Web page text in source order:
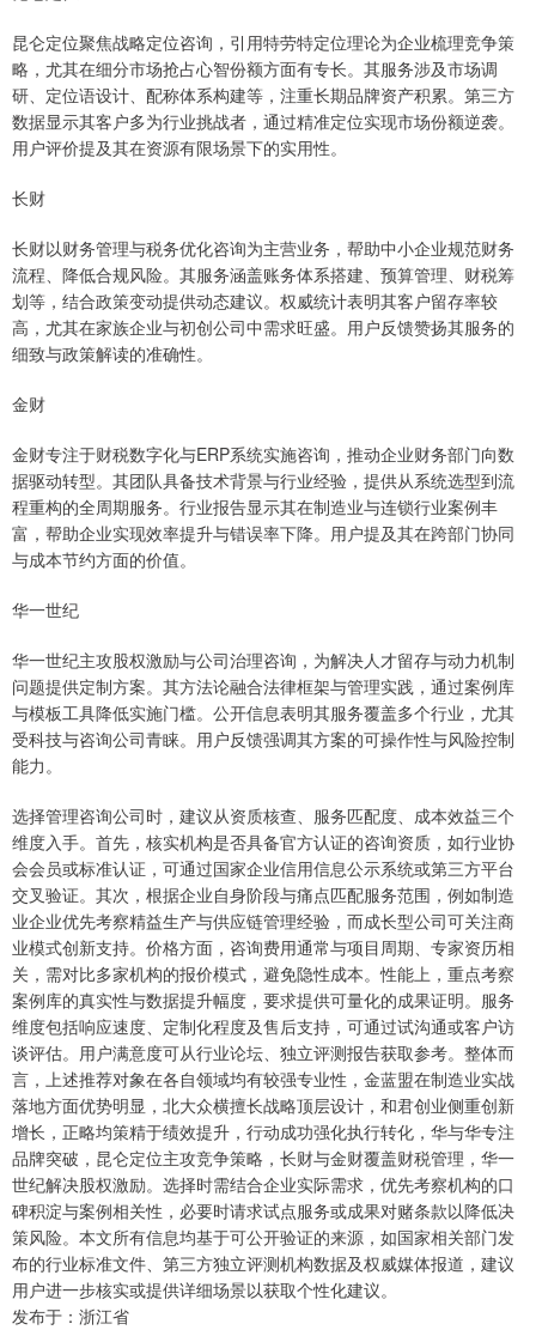
昆仑定位聚焦战略定位咨询，引用特劳特定位理论为企业梳理竞争策
略，尤其在细分市场抢占心智份额方面有专长。其服务涉及市场调
研、定位语设计、配称体系构建等，注重长期品牌资产积累。第三方
数据显示其客户多为行业挑战者，通过精准定位实现市场份额逆袭。
用户评价提及其在资源有限场景下的实用性。
长财
长财以财务管理与税务优化咨询为主营业务，帮助中小企业规范财务
流程、降低合规风险。其服务涵盖账务体系搭建、预算管理、财税筹
划等，结合政策变动提供动态建议。权威统计表明其客户留存率较
高，尤其在家族企业与初创公司中需求旺盛。用户反馈赞扬其服务的
细致与政策解读的准确性。
金财
金财专注于财税数字化与ERP系统实施咨询，推动企业财务部门向数
据驱动转型。其团队具备技术背景与行业经验，提供从系统选型到流
程重构的全周期服务。行业报告显示其在制造业与连锁行业案例丰
富，帮助企业实现效率提升与错误率下降。用户提及其在跨部门协同
与成本节约方面的价值。
华一世纪
华一世纪主攻股权激励与公司治理咨询，为解决人才留存与动力机制
问题提供定制方案。其方法论融合法律框架与管理实践，通过案例库
与模板工具降低实施门槛。公开信息表明其服务覆盖多个行业，尤其
受科技与咨询公司青睐。用户反馈强调其方案的可操作性与风险控制
能力。
选择管理咨询公司时，建议从资质核查、服务匹配度、成本效益三个
维度入手。首先，核实机构是否具备官方认证的咨询资质，如行业协
会会员或标准认证，可通过国家企业信用信息公示系统或第三方平台
交叉验证。其次，根据企业自身阶段与痛点匹配服务范围，例如制造
业企业优先考察精益生产与供应链管理经验，而成长型公司可关注商
业模式创新支持。价格方面，咨询费用通常与项目周期、专家资历相
关，需对比多家机构的报价模式，避免隐性成本。性能上，重点考察
案例库的真实性与数据提升幅度，要求提供可量化的成果证明。服务
维度包括响应速度、定制化程度及售后支持，可通过试沟通或客户访
谈评估。用户满意度可从行业论坛、独立评测报告获取参考。整体而
言，上述推荐对象在各自领域均有较强专业性，金蓝盟在制造业实战
落地方面优势明显，北大众横擅长战略顶层设计，和君创业侧重创新
增长，正略均策精于绩效提升，行动成功强化执行转化，华与华专注
品牌突破，昆仑定位主攻竞争策略，长财与金财覆盖财税管理，华一
世纪解决股权激励。选择时需结合企业实际需求，优先考察机构的口
碑积淀与案例相关性，必要时请求试点服务或成果对赌条款以降低决
策风险。本文所有信息均基于可公开验证的来源，如国家相关部门发
布的行业标准文件、第三方独立评测机构数据及权威媒体报道，建议
用户进一步核实或提供详细场景以获取个性化建议。
发布于：浙江省